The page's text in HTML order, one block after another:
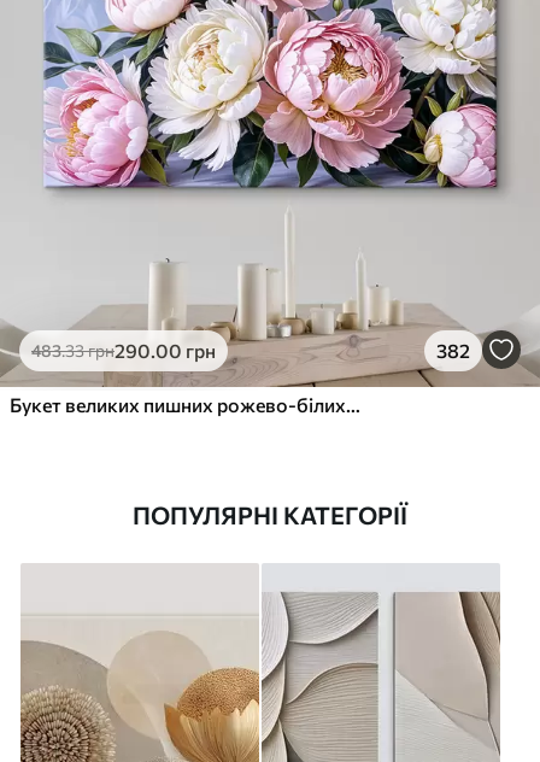
483.33грн290.00 грн 382
Букет великих пишних рожево-білих квітів півонії із зеленим листям на м’якому розмитому фоні
ПОПУЛЯРНІ КАТЕГОРІЇ